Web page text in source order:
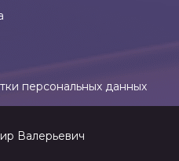
персональных данных
Валерьевич